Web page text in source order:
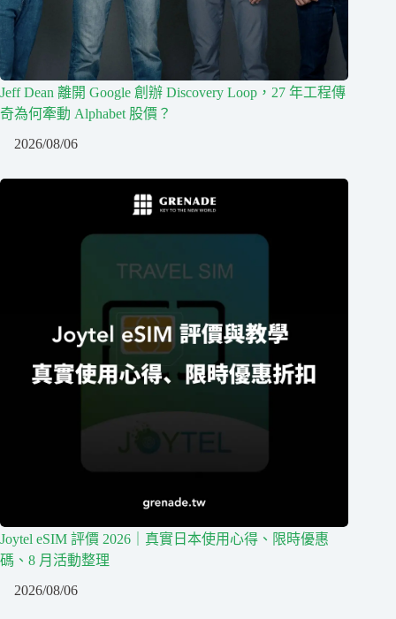
Jeff Dean 離開 Google 創辦 Discovery Loop，27 年工程傳
奇為何牽動 Alphabet 股價？
2026/08/06
Joytel eSIM 評價 2026｜真實日本使用心得、限時優惠
碼、8 月活動整理
2026/08/06